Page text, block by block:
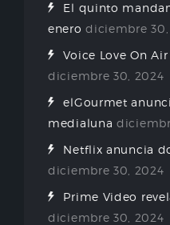
El quinto
enero diciembre 30,
Voice Love On
diciembre 30, 2024
elGourmet
medialuna
Netflix anuncia
diciembre 30, 2024
Prime Video
diciembre 30, 2024